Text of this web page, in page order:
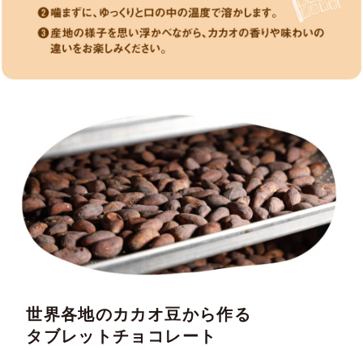
世界各地のカカオ豆から作る
タブレットチョコレート